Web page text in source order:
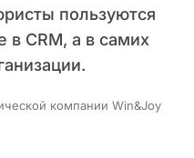
пользуются
в CRM, а в самих
компании Win&Joy